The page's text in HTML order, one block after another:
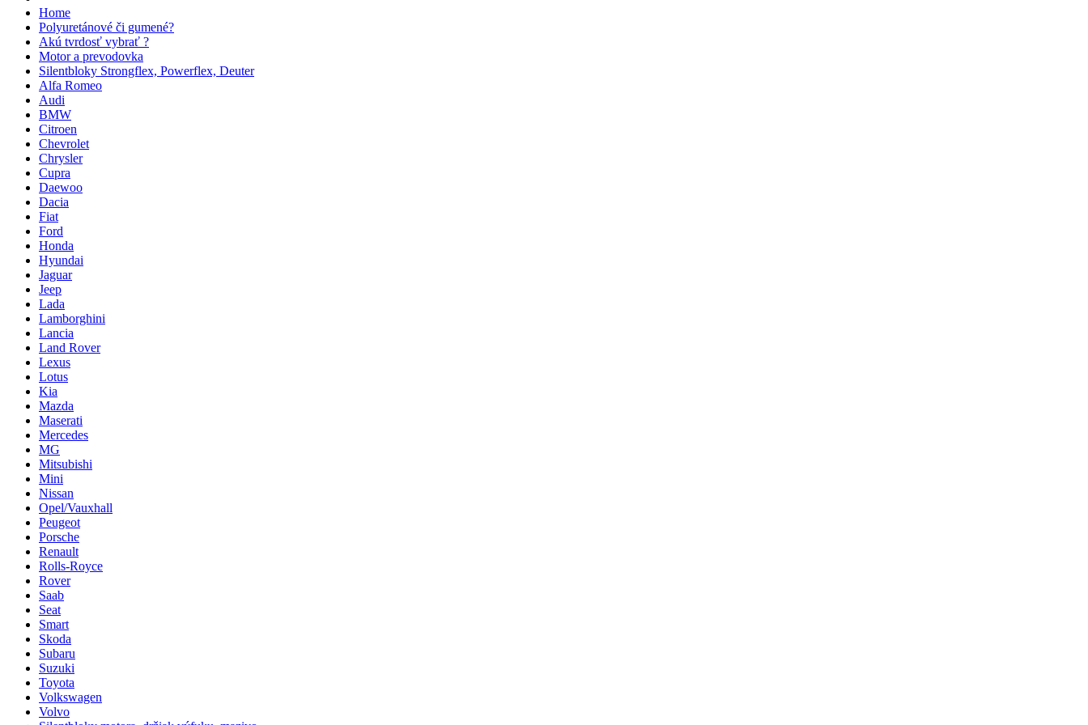
Home
Polyuretánové či gumené?
Akú tvrdosť vybrať ?
Motor a prevodovka
Silentbloky Strongflex, Powerflex, Deuter
Alfa Romeo
Audi
BMW
Citroen
Chevrolet
Chrysler
Cupra
Daewoo
Dacia
Fiat
Ford
Honda
Hyundai
Jaguar
Jeep
Lada
Lamborghini
Lancia
Land Rover
Lexus
Lotus
Kia
Mazda
Maserati
Mercedes
MG
Mitsubishi
Mini
Nissan
Opel/Vauxhall
Peugeot
Porsche
Renault
Rolls-Royce
Rover
Saab
Seat
Smart
Skoda
Subaru
Suzuki
Toyota
Volkswagen
Volvo